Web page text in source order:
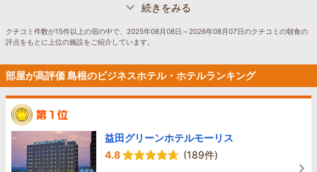
続きをみる
クチコミ件数が15件以上の宿の中で、2025年08月08日～2026年08月07日のクチコミの朝食の
評点をもとに上位の施設をご紹介しています。
部屋が高評価 島根のビジネスホテル・ホテルランキング
益田グリーンホテルモーリス
4.8
(189件)